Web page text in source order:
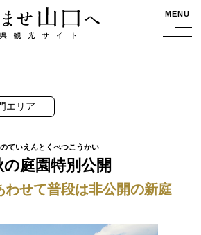
山口県観光サイト MENU
庭園特別公開
わせて普段は非公開の新庭
エリア